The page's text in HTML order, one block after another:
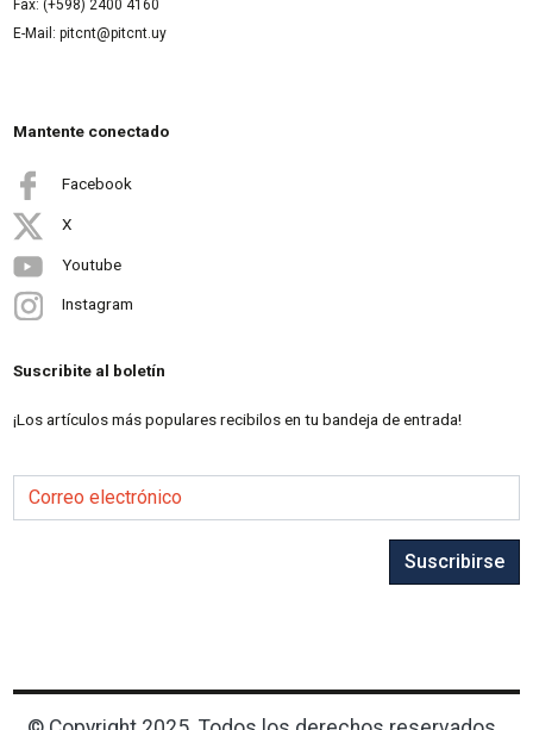
Fax: (+598) 2400 4160
E-Mail: pitcnt@pitcnt.uy
Mantente conectado
Facebook
X
Youtube
Instagram
Suscribite al boletín
¡Los artículos más populares recibilos en tu bandeja de entrada!
Correo electrónico
Suscribirse